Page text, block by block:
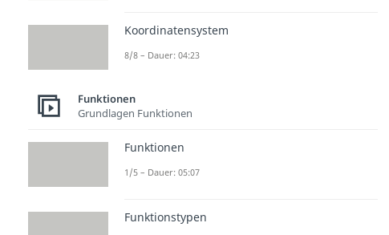
Koordinatensystem
8/8 – Dauer: 04:23
Funktionen
Grundlagen Funktionen
Funktionen
1/5 – Dauer: 05:07
Funktionstypen